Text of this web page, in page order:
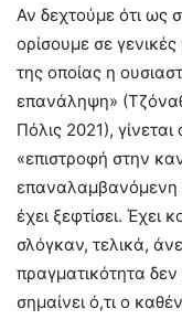
Αν δεχτούμε ότι ως
ορίσουμε σε
της οποίας η
επανάληψη»
Πόλις 2021),
«επιστροφή στην
επαναλαμβανόμενη
έχει ξεφτίσει. Έχει
σλόγκαν, τελικά,
πραγματικότητα
σημαίνει ό,τι ο